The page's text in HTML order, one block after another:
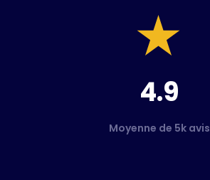
4.9
Moyenne de 5k avis